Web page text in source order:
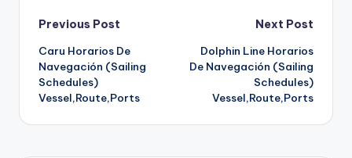
Post
navigation
Previous Post
Caru Horarios De
Navegación (Sailing
Schedules)
Vessel,Route,Ports
Next Post
Dolphin Line Horarios
De Navegación (Sailing
Schedules)
Vessel,Route,Ports